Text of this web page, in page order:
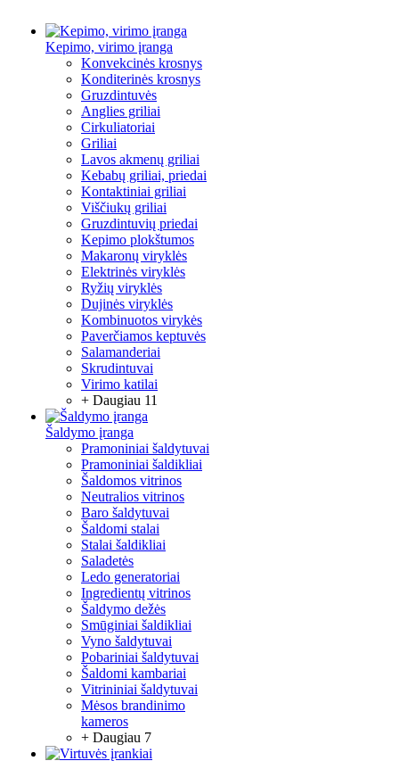
Kepimo, virimo įranga
Konvekcinės krosnys
Konditerinės krosnys
Gruzdintuvės
Anglies griliai
Cirkuliatoriai
Griliai
Lavos akmenų griliai
Kebabų griliai, priedai
Kontaktiniai griliai
Viščiukų griliai
Gruzdintuvių priedai
Kepimo plokštumos
Makaronų viryklės
Elektrinės viryklės
Ryžių viryklės
Dujinės viryklės
Kombinuotos virykės
Paverčiamos keptuvės
Salamanderiai
Skrudintuvai
Virimo katilai
+ Daugiau 11
Šaldymo įranga
Pramoniniai šaldytuvai
Pramoniniai šaldikliai
Šaldomos vitrinos
Neutralios vitrinos
Baro šaldytuvai
Šaldomi stalai
Stalai šaldikliai
Saladetės
Ledo generatoriai
Ingredientų vitrinos
Šaldymo dežės
Smūginiai šaldikliai
Vyno šaldytuvai
Pobariniai šaldytuvai
Šaldomi kambariai
Vitrininiai šaldytuvai
Mėsos brandinimo
kameros
+ Daugiau 7